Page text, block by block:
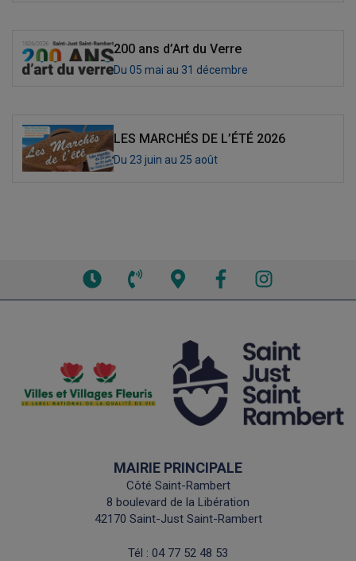
200 ans d’Art du Verre
Du 05 mai au 31 décembre
LES MARCHÉS DE L’ÉTÉ 2026
Du 23 juin au 25 août
Voir
téléphone
Facebook
MAIRIE PRINCIPALE
Côté Saint-Rambert
8 boulevard de la Libération
42170 Saint-Just Saint-Rambert
Tél : 04 77 52 48 53